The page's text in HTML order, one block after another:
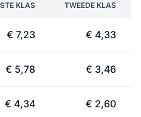
KLAS TWEEDE KLAS
€ 7,23 € 4,33
€ 5,78 € 3,46
€ 4,34 € 2,60